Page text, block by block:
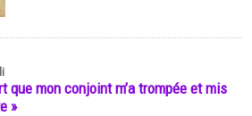
que mon conjoint m’a trompée et mis
»